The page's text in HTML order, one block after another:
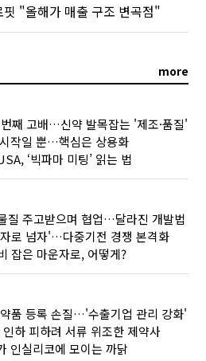
"올해가 매출 구조 변곡점"
more
째 고배…신약 발목잡는 '제조·품질'
작일 뿐…핵심은 상용화
‘빅파마 미팅’ 읽는 법
질 주고받으며 협업…달라진 개발법
로 넘자'…다중기전 경쟁 본격화
잡은 마운자로, 어떻게?
품 등록 손질…'수출기업 관리 강화'
하 피하려 서류 위조한 제약사
인실리코에 모이는 까닭